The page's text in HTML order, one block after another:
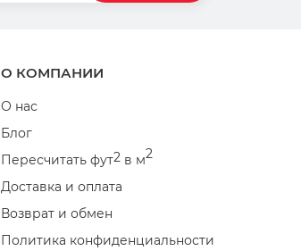
О КОМПАНИИ
О нас
Блог
Пересчитать фут2 в м2
Доставка и оплата
Возврат и обмен
Политика конфиденциальности